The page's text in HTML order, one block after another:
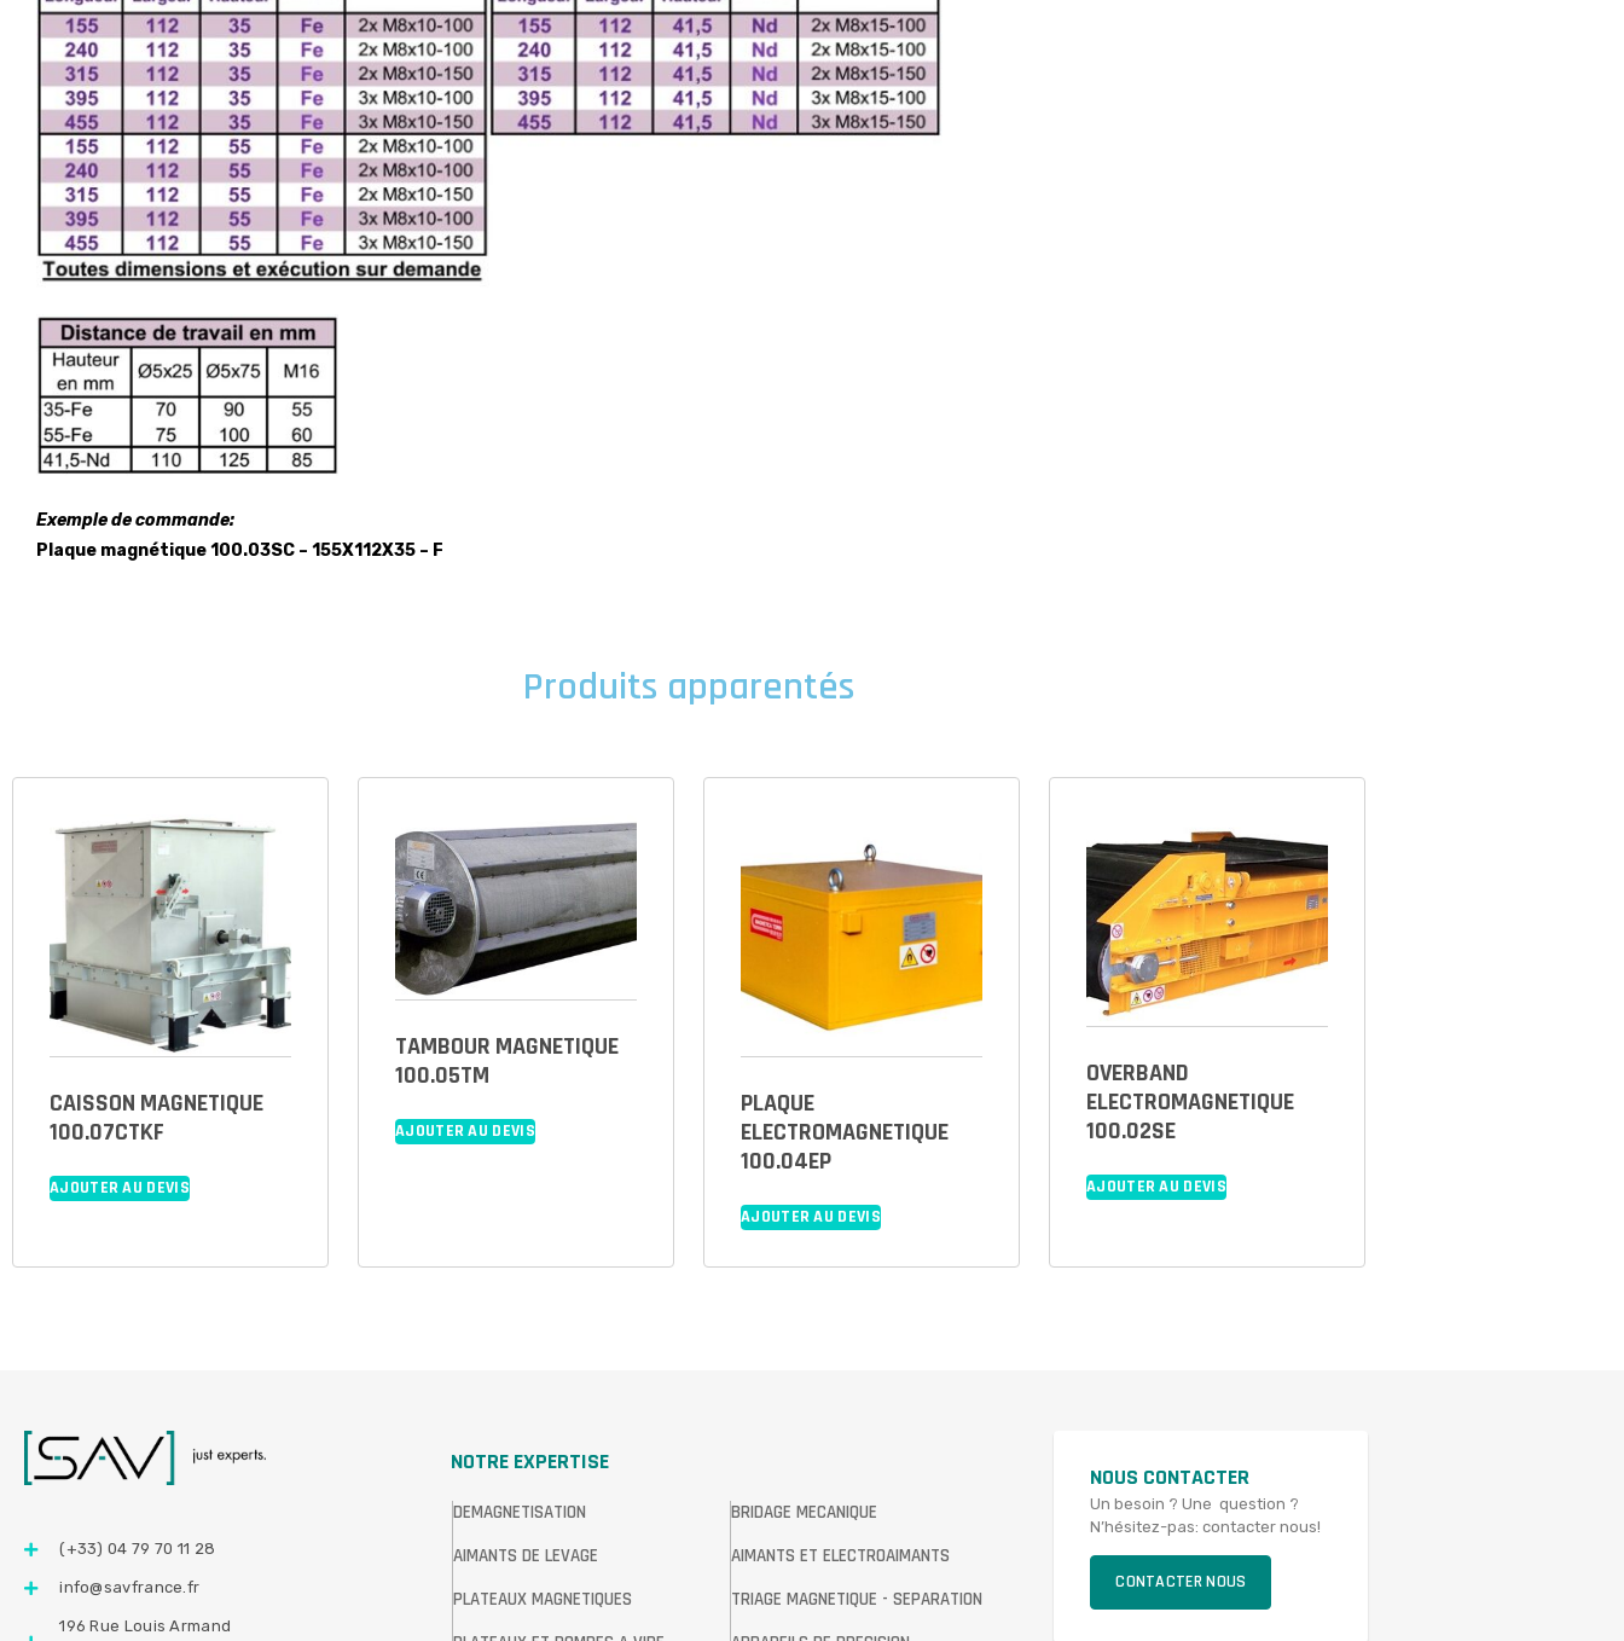
Exemple de commande:
Plaque magnétique 100.03SC – 155X112X35 – F
Produits apparentés
CAISSON MAGNETIQUE
100.07CTKF
AJOUTER AU DEVIS
TAMBOUR MAGNETIQUE
100.05TM
AJOUTER AU DEVIS
PLAQUE
ELECTROMAGNETIQUE
100.04EP
AJOUTER AU DEVIS
OVERBAND
ELECTROMAGNETIQUE
100.02SE
AJOUTER AU DEVIS
(+33) 04 79 70 11 28
info@savfrance.fr
196 Rue Louis Armand
NOTRE EXPERTISE
DEMAGNETISATION
AIMANTS DE LEVAGE
PLATEAUX MAGNETIQUES
BRIDAGE MECANIQUE
AIMANTS ET ELECTROAIMANTS
TRIAGE MAGNETIQUE - SEPARATION
NOUS CONTACTER
Un besoin ? Une question ?
N’hésitez-pas: contacter nous!
CONTACTER NOUS